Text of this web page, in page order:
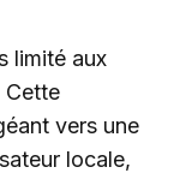
limité aux
Cette
vers une
locale,